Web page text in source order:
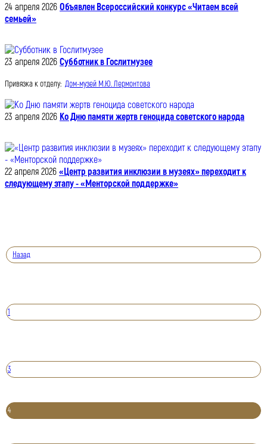
24 апреля 2026 Объявлен Всероссийский конкурс «Читаем всей
семьей»
23 апреля 2026 Субботник в Гослитмузее
Привязка к отделу: Дом-музей М.Ю. Лермонтова
23 апреля 2026 Ко Дню памяти жертв геноцида советского народа
22 апреля 2026 «Центр развития инклюзии в музеях» переходит к
следующему этапу - «Менторской поддержке»
Назад
1
3
4